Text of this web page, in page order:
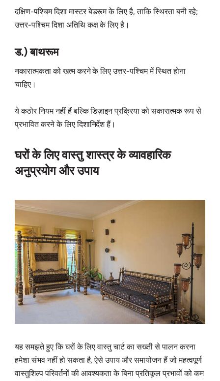
दक्षिण-पश्चिम दिशा मास्टर बेडरूम के लिए है, ताकि स्थिरता बनी रहे;
उत्तर-पश्चिम दिशा अतिथि कक्ष के लिए है।
ड.) बाथरूम
नकारात्मकता को खत्म करने के लिए उत्तर-पश्चिम में स्थित होना
चाहिए।
ये कठोर नियम नहीं हैं बल्कि डिज़ाइन प्रक्रिया को सकारात्मक रूप से
प्रभावित करने के लिए दिशानिर्देश हैं।
घरों के लिए वास्तु शास्त्र के व्यावहारिक
अनुप्रयोग और उपाय
यह समझते हुए कि घरों के लिए वास्तु चार्ट का सख्ती से पालन करना
हमेशा संभव नहीं हो सकता है, ऐसे उपाय और समायोजन हैं जो महत्वपूर्ण
वास्तुशिल्प परिवर्तनों की आवश्यकता के बिना प्रतिकूल प्रभावों को कम